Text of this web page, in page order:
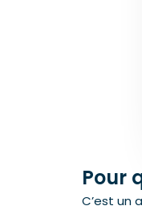
Pour
C’est un